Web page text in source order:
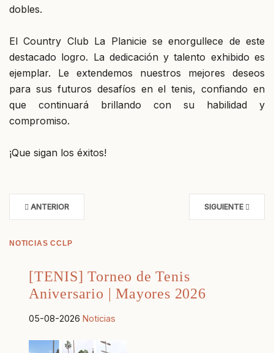
dobles.
El Country Club La Planicie se enorgullece de este
destacado logro. La dedicación y talento exhibido es
ejemplar. Le extendemos nuestros mejores deseos
para sus futuros desafíos en el tenis, confiando en
que continuará brillando con su habilidad y
compromiso.
¡Que sigan los éxitos!
ANTERIOR SIGUIENTE
NOTICIAS CCLP
[TENIS] Torneo de Tenis
Aniversario | Mayores 2026
05-08-2026 Noticias